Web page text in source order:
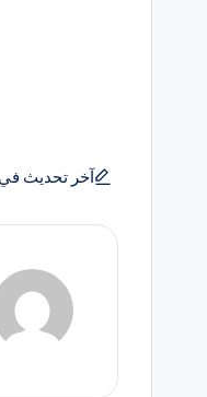
آخر تحديث في 10 مارس 2024